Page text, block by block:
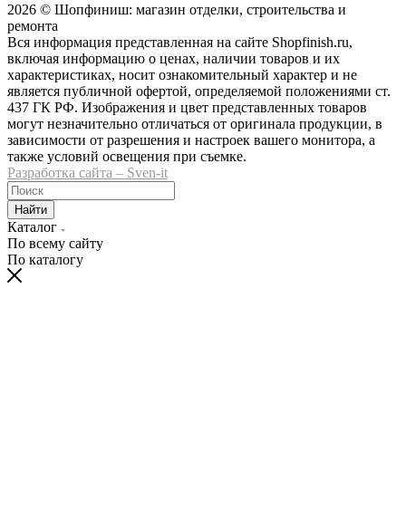
2026 © Шопфиниш: магазин отделки, строительства и
ремонта
Вся информация представленная на сайте Shopfinish.ru,
включая информацию о ценах, наличии товаров и их
характеристиках, носит ознакомительный характер и не
является публичной офертой, определяемой положениями ст.
437 ГК РФ. Изображения и цвет представленных товаров
могут незначительно отличаться от оригинала продукции, в
зависимости от разрешения и настроек вашего монитора, а
также условий освещения при съемке.
Разработка сайта – Sven-it
Найти
Каталог
По всему сайту
По каталогу